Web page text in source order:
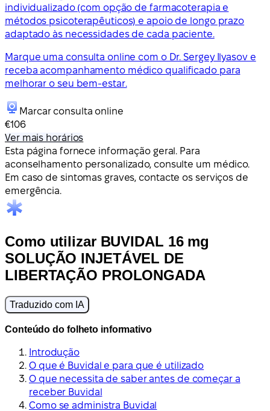
individualizado (com opção de farmacoterapia e
métodos psicoterapêuticos) e apoio de longo prazo
adaptado às necessidades de cada paciente.
Marque uma consulta online com o Dr. Sergey Ilyasov e
receba acompanhamento médico qualificado para
melhorar o seu bem-estar.
Marcar consulta online
€106
Ver mais horários
Esta página fornece informação geral. Para
aconselhamento personalizado, consulte um médico.
Em caso de sintomas graves, contacte os serviços de
emergência.
Como utilizar BUVIDAL 16 mg
SOLUÇÃO INJETÁVEL DE
LIBERTAÇÃO PROLONGADA
Traduzido com IA
Conteúdo do folheto informativo
Introdução
O que é Buvidal e para que é utilizado
O que necessita de saber antes de começar a
receber Buvidal
Como se administra Buvidal